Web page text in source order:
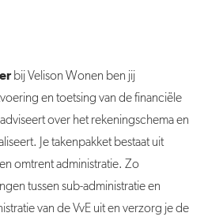
bij Velison Wonen ben jij
en toetsing van de financiële
over het rekeningschema en
Je takenpakket bestaat uit
omtrent administratie. Zo
tussen sub-administratie en
van de VvE uit en verzorg je de